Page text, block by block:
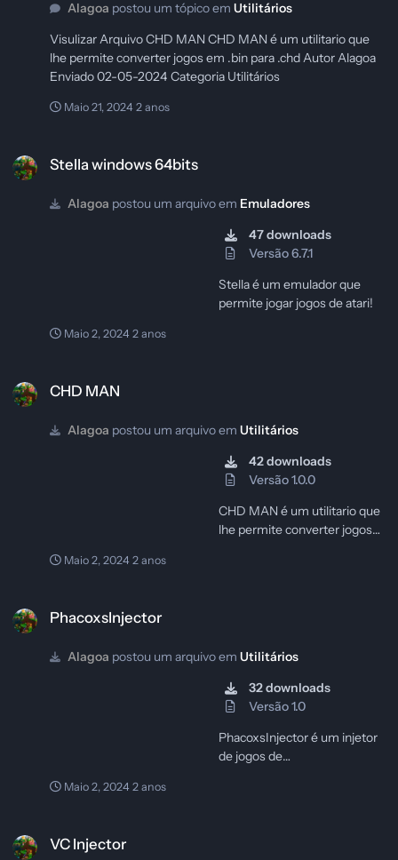
Alagoa postou um tópico em Utilitários
Visulizar Arquivo CHD MAN CHD MAN é um utilitario que
lhe permite converter jogos em .bin para .chd Autor Alagoa
Maio 21, 2024 2 anos
Stella windows 64bits
Alagoa postou um arquivo em Emuladores
47 downloads
Versão 6.7.1
Stella é um emulador que
permite jogar jogos de atari!
Maio 2, 2024 2 anos
CHD MAN
Alagoa postou um arquivo em Utilitários
42 downloads
Versão 1.0.0
CHD MAN é um utilitario que
lhe permite converter jogos
Maio 2, 2024 2 anos
PhacoxsInjector
Alagoa postou um arquivo em Utilitários
32 downloads
Versão 1.0
PhacoxsInjector é um injetor
de jogos de
Maio 2, 2024 2 anos
VC Injector